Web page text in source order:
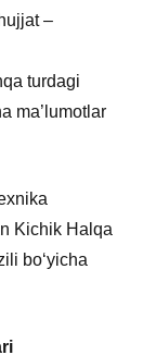
–
turdagi
ma’lumotlar
Kichik Halqa
boʻyicha